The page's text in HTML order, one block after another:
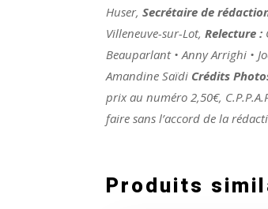
Huser,Secrétaire de
Villeneuve-sur-Lot,Relecture :
Beauparlant • Anny Arrighi •
Amandine Saïdi Crédits
prix au numéro 2,50€,
faire sans l’accord de la
Produits